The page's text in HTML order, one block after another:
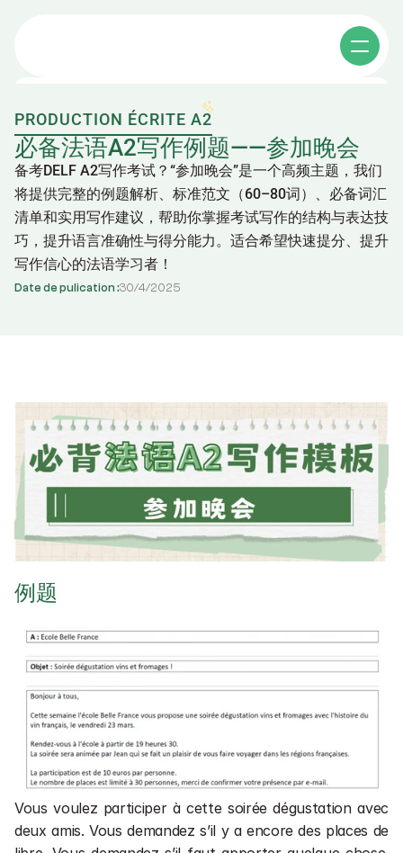
Cours individuels
Cours collectifs
Apprendre le chinois
Affaires en chine
Cours en entreprises 💼
Cours de chinois en direct 📺
Financement
Rechercher une formation ou un article
1 séance gratuite
PRODUCTION ÉCRITE A2
必备法语A2写作例题——参加晚会
备考DELF A2写作考试？“参加晚会”是一个高频主题，我们
将提供完整的例题解析、标准范文（60–80词）、必备词汇
清单和实用写作建议，帮助你掌握考试写作的结构与表达技
巧，提升语言准确性与得分能力。适合希望快速提分、提升
写作信心的法语学习者！
Date de pulication :30/4/2025
例题
Vous voulez participer à cette soirée dégustation avec
deux amis. Vous demandez s’il y a encore des places de